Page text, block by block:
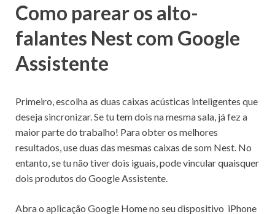
Como parear os alto-
falantes Nest com Google
Assistente
Primeiro, escolha as duas caixas acústicas inteligentes que
deseja sincronizar. Se tu tem dois na mesma sala, já fez a
maior parte do trabalho! Para obter os melhores
resultados, use duas das mesmas caixas de som Nest. No
entanto, se tu não tiver dois iguais, pode vincular quaisquer
dois produtos do Google Assistente.
Abra o aplicação Google Home no seu dispositivo iPhone